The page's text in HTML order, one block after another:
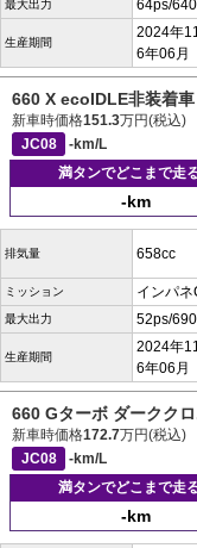
最大出力 64ps/
生産期間
2024年
6年06月
660 X ecoIDLE非装着
新車時価格151.3万円(税込)
JC08
-km/L
満タンでどこまで走
-km
排気量 658cc
ミッション インパネ
最大出力 52ps/
生産期間
2024年
6年06月
660 Gターボ ダークク
新車時価格172.7万円(税込)
JC08
-km/L
満タンでどこまで走
-km